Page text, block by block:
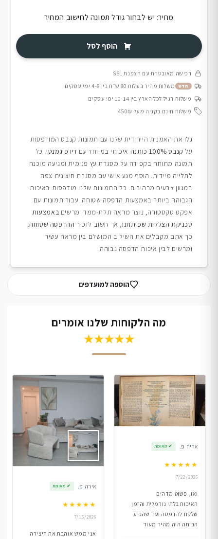
מחיר: יש לבחור גודל תמונה לחישוב המחיר
הוסף לסל
רכישה מאובטחת עם הצפנת SSL
חדש
משלוח מהיר בעלות 80 ש״ח בין 4-8 ימי עסקים
משלוח רגיל לכל הארץ בין 10-14 ימי עסקים
משלוח חינם בקניה מעל 450₪
גלו את האמנות הייחודית שלנו עם תמונות קנבס המודפסות
על קנבס 100% כותנה איכותי במיוחד עם דיו פיגמנטי. כל
תמונה מתוחה בקפידה על מסגרת עץ פנימית ומגיעה מוכנה
לתלייה מיידית. הוסף מגע אישי עם מסגרת חיצונית צפה
במגוון צבעים מרהיבים. כל התמונות שלנו מודפסות באיכות
הגבוהה ביותר באמצעות הדפסה שטוחה. עבור תמונות עם
אפקט טקסטורה, נוצר מראה תלת-ממדי מרשים באמצעות
טכניקת הצללות שפיתחנו, אך חשוב לזכור ההדפסה שטוחה.
כך אתם מקבלים את השילוב המושלם בין מראה עשיר
ומרשים לבין איכות הדפסה גבוהה.
הוספה למועדפים
מה הלקוחות שלנו אומרים
★★★★★
אריה פ. ✔ מאומת
★★★★★
7/22/2026
ואו, פשוט מדהים
האיכות בלתי נורמלית והזמן
שלקח להדפסה ועד שהגיע
הביתה היה מהיר מעוד
אירה פ. ✔ מאומת
★★★★★
7/15/2026
אני ממש אוהבת את היצירה